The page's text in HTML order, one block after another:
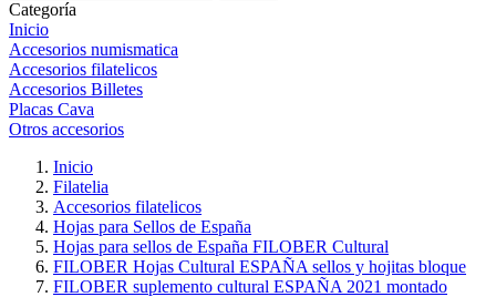
Categoría
Inicio
Accesorios numismatica
Accesorios filatelicos
Accesorios Billetes
Placas Cava
Otros accesorios
Inicio
Filatelia
Accesorios filatelicos
Hojas para Sellos de España
Hojas para sellos de España FILOBER Cultural
FILOBER Hojas Cultural ESPAÑA sellos y hojitas bloque
FILOBER suplemento cultural ESPAÑA 2021 montado